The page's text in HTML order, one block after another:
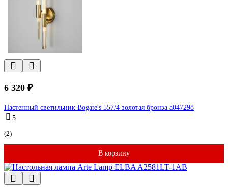
6 320 ₽
Настенный светильник Bogate's 557/4 золотая бронза a047298
5
(2)
В корзину